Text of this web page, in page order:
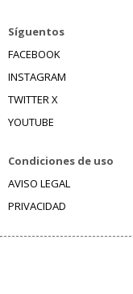
Síguentos
FACEBOOK
INSTAGRAM
TWITTER X
YOUTUBE
Condiciones de uso
AVISO LEGAL
PRIVACIDAD